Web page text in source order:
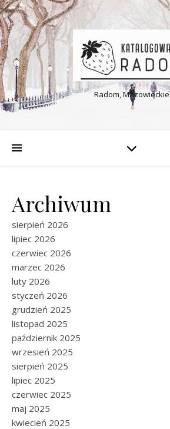
Radom, Mazowieckie
Archiwum
sierpień 2026
lipiec 2026
czerwiec 2026
marzec 2026
luty 2026
styczeń 2026
grudzień 2025
listopad 2025
październik 2025
wrzesień 2025
sierpień 2025
lipiec 2025
czerwiec 2025
maj 2025
kwiecień 2025